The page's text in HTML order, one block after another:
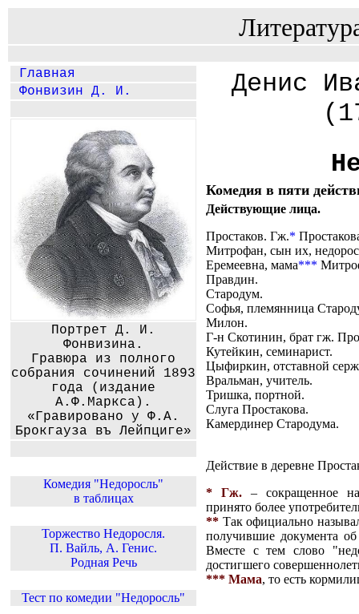
Главная
Фонвизин Д. И.
Портрет Д. И.
Фонвизина.
Гравюра из полного
собрания сочинений 1893
года (издание
А.Ф.Маркса).
«Гравировано у Ф.А.
Брокгауза въ Лейпциге»
Комедия "Недоросль"
в таблицах
Торжество Недоросля.
П. Вайль, А. Генис.
Родная Речь
Тест по комедии "Недоросль"
Денис
Комедия в пяти
Действующие лица.
Простаков. Гж.*
Митрофан, сын их,
Еремеевна, мама***
Правдин.
Стародум.
Софья, племянница
Милон.
Г-н Скотинин, брат гж.
Кутейкин, семинарист.
Цыфиркин, отставной
Вральман, учитель.
Тришка, портной.
Слуга Простакова.
Камердинер Стародума.
Действие в деревне
* Гж.– сокращенное
принято более
** Так официально
получившие документа
Вместе с тем слово
достигшего
*** Мама, то есть